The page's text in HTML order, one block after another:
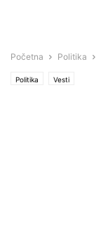
Početna Politika
Politika Vesti